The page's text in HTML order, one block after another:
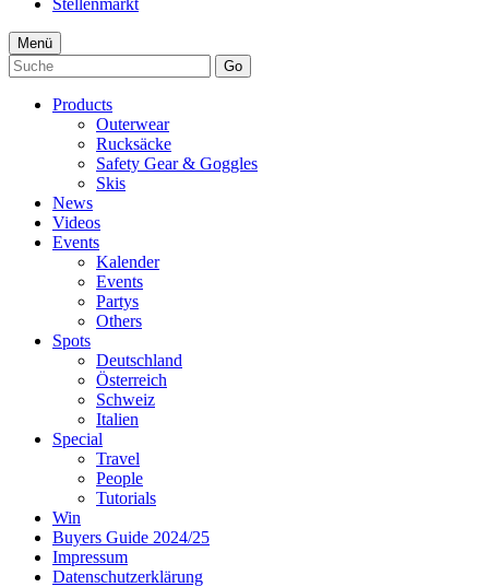
Menü
Go
Products
Outerwear
Rucksäcke
Safety Gear & Goggles
Skis
News
Videos
Events
Kalender
Events
Partys
Others
Spots
Deutschland
Österreich
Schweiz
Italien
Special
Travel
People
Tutorials
Win
Buyers Guide 2024/25
Impressum
Datenschutzerklärung